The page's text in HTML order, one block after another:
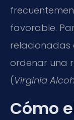
favorable.
relacionadas
ordenar una
( Virginia
Cómo